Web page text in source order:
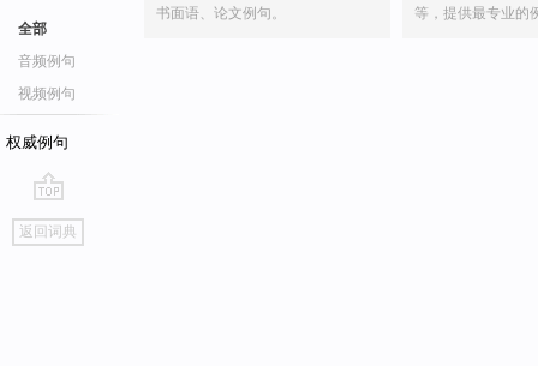
全部
音频例句
视频例句
权威例句
go
top
返回词典
书面语、论文例句。
等，提供最专业的